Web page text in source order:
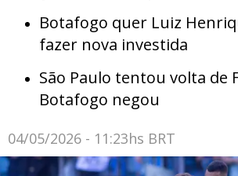
Botafogo quer Luiz
fazer nova investida
São Paulo tentou volta de
Botafogo negou
04/05/2026 - 11:23hs BRT